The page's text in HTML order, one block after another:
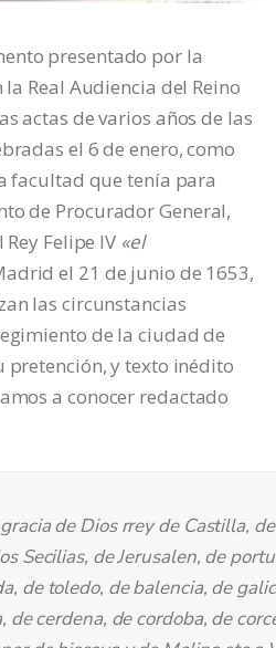
presentado por la
Real Audiencia del Reino
actas de varios años de las
el 6 de enero, como
facultad que tenía para
de Procurador General,
Felipe IV «el
el 21 de junio de 1653,
las circunstancias
de la ciudad de
pretención, y texto inédito
a conocer redactado
de Dios rrey de Castilla,
Secilias, de Jerusalen, de
de toledo, de balencia, de
de cerdena, de cordoba, de